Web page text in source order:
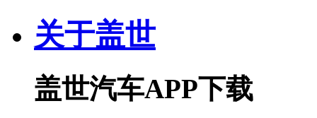
关于盖世
盖世汽车APP下载